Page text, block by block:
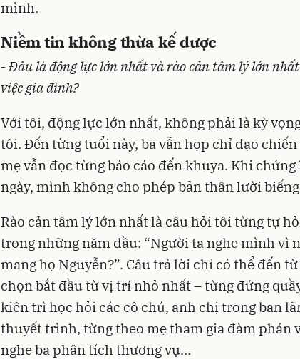
mình.
Niềm tin không thừa kế được
-Đâu là động lực lớn nhất và rào cản tâm lý lớn
việc gia đình?
Với tôi, động lực lớn nhất, không phải là kỳ
tôi. Đến từng tuổi này, ba vẫn họp chỉ đạo
mẹ vẫn đọc từng báo cáo đến khuya. Khi
ngày, mình không cho phép bản thân lười
Rào cản tâm lý lớn nhất là câu hỏi tôi từng tự
trong những năm đầu: “Người ta nghe mình vì
mang họ Nguyễn?”. Câu trả lời chỉ có thể đến
chọn bắt đầu từ vị trí nhỏ nhất – từng đứng
kiên trì học hỏi các cô chú, anh chị trong ban
thuyết trình, từng theo mẹ tham gia đàm phán
nghe ba phân tích thương vụ…